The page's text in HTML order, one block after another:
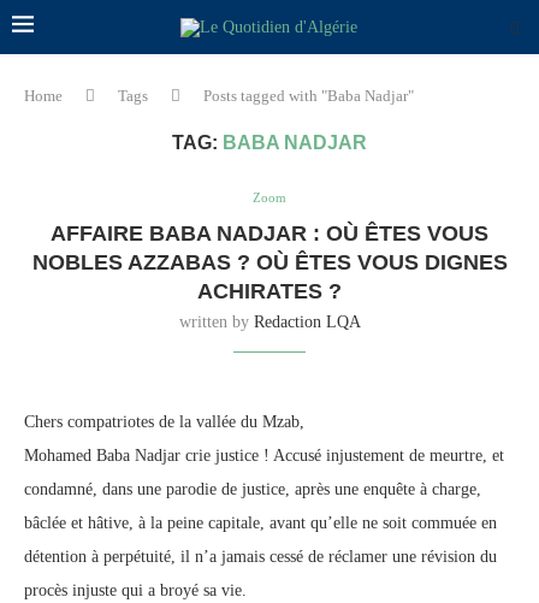
Home Tags Posts tagged with "Baba Nadjar"
TAG: BABA NADJAR
Zoom
AFFAIRE BABA NADJAR : OÙ ÊTES VOUS
NOBLES AZZABAS ? OÙ ÊTES VOUS DIGNES
ACHIRATES ?
written by Redaction LQA
Chers compatriotes de la vallée du Mzab,
Mohamed Baba Nadjar crie justice ! Accusé injustement de meurtre, et
condamné, dans une parodie de justice, après une enquête à charge,
bâclée et hâtive, à la peine capitale, avant qu’elle ne soit commuée en
détention à perpétuité, il n’a jamais cessé de réclamer une révision du
procès injuste qui a broyé sa vie.